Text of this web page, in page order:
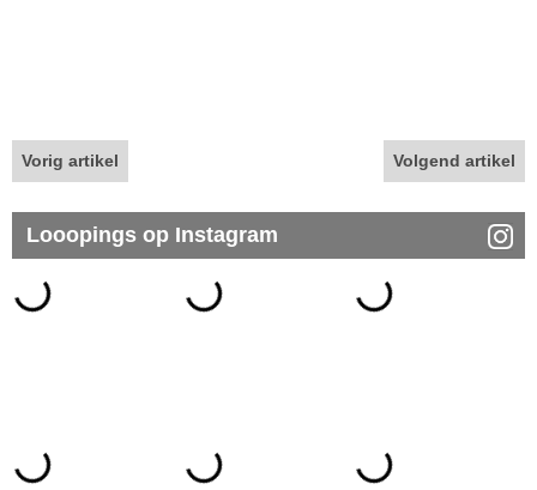
Vorig artikel Volgend artikel
Looopings op Instagram